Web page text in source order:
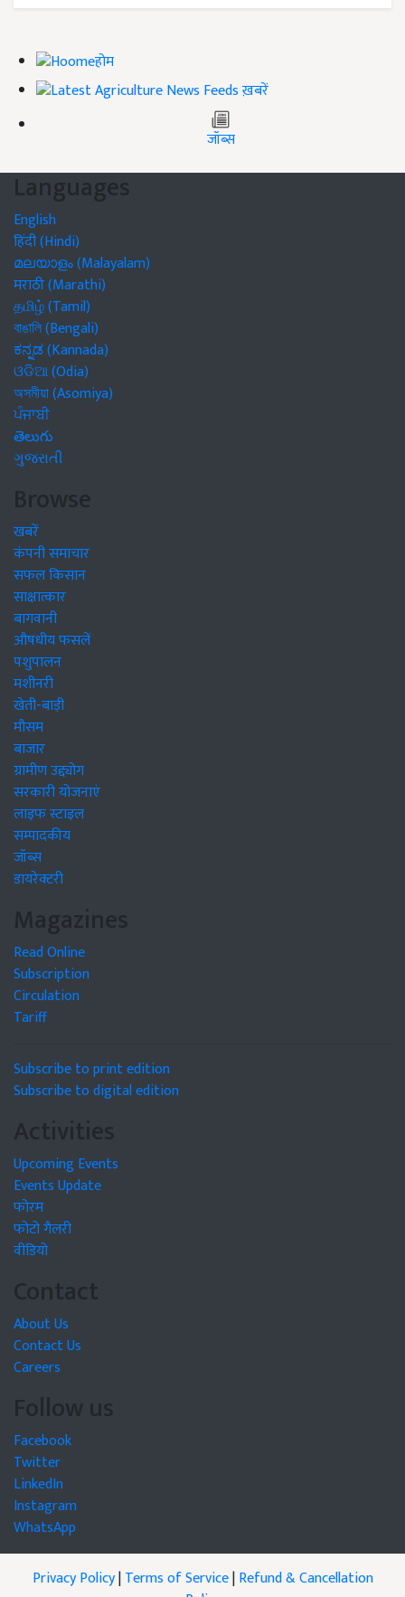
होम
ख़बरें
जॉब्स
Languages
English
हिंदी (Hindi)
മലയാളം (Malayalam)
मराठी (Marathi)
தமிழ் (Tamil)
বাঙালি (Bengali)
ಕನ್ನಡ (Kannada)
ଓଡିଆ (Odia)
অসমীয়া (Asomiya)
ਪੰਜਾਬੀ
తెలుగు
ગુજરાતી
Browse
खबरें
कंपनी समाचार
सफल किसान
साक्षात्कार
बागवानी
औषधीय फसलें
पशुपालन
मशीनरी
खेती-बाड़ी
मौसम
बाजार
ग्रामीण उद्द्योग
सरकारी योजनाएं
लाइफ स्टाइल
सम्पादकीय
जॉब्स
डायरेक्टरी
Magazines
Read Online
Subscription
Circulation
Tariff
Subscribe to print edition
Subscribe to digital edition
Activities
Upcoming Events
Events Update
फोरम
फोटो गैलरी
वीडियो
Contact
About Us
Contact Us
Careers
Follow us
Facebook
Twitter
LinkedIn
Instagram
WhatsApp
Privacy Policy|Terms of Service|Refund & Cancellation